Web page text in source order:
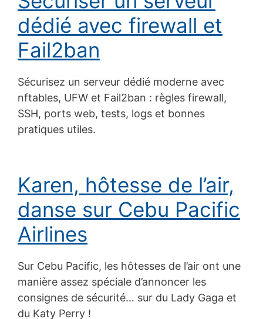
dédié avec firewall et
Fail2ban
Sécurisez un serveur dédié moderne avec
nftables, UFW et Fail2ban : règles firewall,
SSH, ports web, tests, logs et bonnes
pratiques utiles.
Karen, hôtesse de l’air,
danse sur Cebu Pacific
Airlines
Sur Cebu Pacific, les hôtesses de l’air ont une
manière assez spéciale d’annoncer les
consignes de sécurité… sur du Lady Gaga et
du Katy Perry !